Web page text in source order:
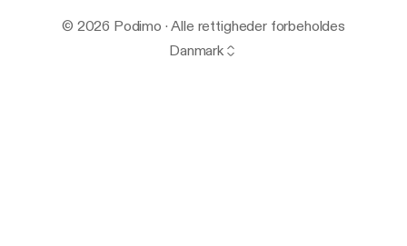
© 2026 Podimo · Alle rettigheder forbeholdes
Danmark